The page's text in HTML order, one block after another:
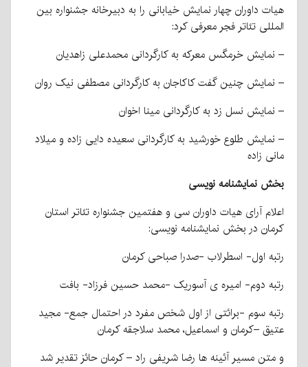
هیات داوران چهار نمایش خیابانی را به دبیرخانه جشنواره بین
المللی تئاتر فجر معرفی کرد:
– نمایش خرمگس معرکه به کارگردانی محمدعلی زاهدیان
– نمایش چنین گفت کاکاجان به کارگردانی مصطفی نیک روان
– نمایش نسل زد به کارگردانی مینا اخوان
– نمایش طلوع خورشید به کارگردانی سعیده دایی زاده و میلاد
مانی زاده
بخش نمایشنامه نویسی
اعلام آرای هیات داوران سی و هفتمین جشنواره تئاتر استان
کرمان در بخش نمایشنامه نویسی:
رتبه اول- اسطرلاب -صدرا صباحی کرمان
رتبه دوم- امیره ی آسوریک -محمد حسین فرزاد- بافت
رتبه سوم -برائتی از اول شخص مفرد در احتمال جمع- مجید
عتیق –کرمان و اسماعیل، محمد سلاجقه کرمان
و متن مسیر آئینه ها رضا شریفی راد – کرمان حائز تقدیر شد